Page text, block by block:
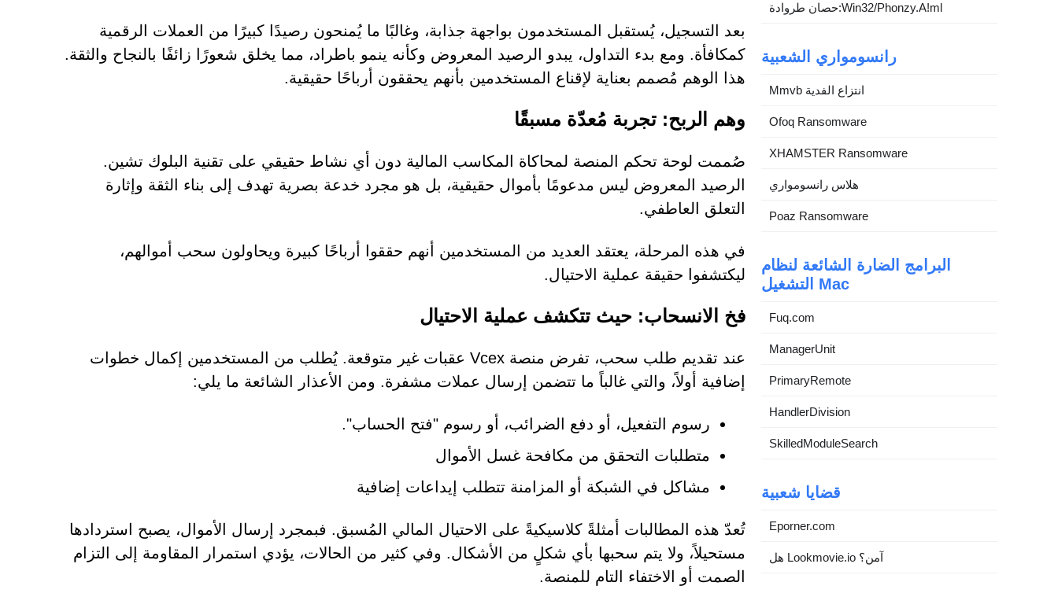
بعد التسجيل، يُستقبل المستخدمون بواجهة جذابة، وغالبًا ما يُمنحون رصيدًا كبيرًا من العملات الرقمية
كمكافأة. ومع بدء التداول، يبدو الرصيد المعروض وكأنه ينمو باطراد، مما يخلق شعورًا زائفًا بالنجاح والثقة.
هذا الوهم مُصمم بعناية لإقناع المستخدمين بأنهم يحققون أرباحًا حقيقية.
وهم الربح: تجربة مُعدّة مسبقًا
صُممت لوحة تحكم المنصة لمحاكاة المكاسب المالية دون أي نشاط حقيقي على تقنية البلوك تشين.
الرصيد المعروض ليس مدعومًا بأموال حقيقية، بل هو مجرد خدعة بصرية تهدف إلى بناء الثقة وإثارة
التعلق العاطفي.
في هذه المرحلة، يعتقد العديد من المستخدمين أنهم حققوا أرباحًا كبيرة ويحاولون سحب أموالهم،
ليكتشفوا حقيقة عملية الاحتيال.
فخ الانسحاب: حيث تتكشف عملية الاحتيال
عند تقديم طلب سحب، تفرض منصة Vcex عقبات غير متوقعة. يُطلب من المستخدمين إكمال خطوات
إضافية أولاً، والتي غالباً ما تتضمن إرسال عملات مشفرة. ومن الأعذار الشائعة ما يلي:
رسوم التفعيل، أو دفع الضرائب، أو رسوم "فتح الحساب".
متطلبات التحقق من مكافحة غسل الأموال
مشاكل في الشبكة أو المزامنة تتطلب إيداعات إضافية
تُعدّ هذه المطالبات أمثلةً كلاسيكيةً على الاحتيال المالي المُسبق. فبمجرد إرسال الأموال، يصبح استردادها
مستحيلاً، ولا يتم سحبها بأي شكلٍ من الأشكال. وفي كثير من الحالات، يؤدي استمرار المقاومة إلى التزام
الصمت أو الاختفاء التام للمنصة.
حصان طروادة:Win32/Phonzy.A!ml
رانسومواري الشعبية
Mmvb انتزاع الفدية
Ofoq Ransomware
XHAMSTER Ransomware
هلاس رانسومواري
Poaz Ransomware
البرامج الضارة الشائعة لنظام
التشغيل Mac
Fuq.com
ManagerUnit
PrimaryRemote
HandlerDivision
SkilledModuleSearch
قضايا شعبية
Eporner.com
هل Lookmovie.io آمن؟